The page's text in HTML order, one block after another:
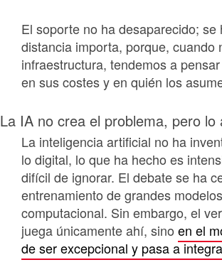
El soporte no ha desaparecido; se
distancia importa, porque, cuando
infraestructura, tendemos a
en sus costes y en quién los
La IA no crea el problema, pero lo
La inteligencia artificial no ha
lo digital, lo que ha hecho es
difícil de ignorar. El debate se ha
entrenamiento de grandes
computacional. Sin embargo, el
juega únicamente ahí, sino en el
de ser excepcional y pasa a